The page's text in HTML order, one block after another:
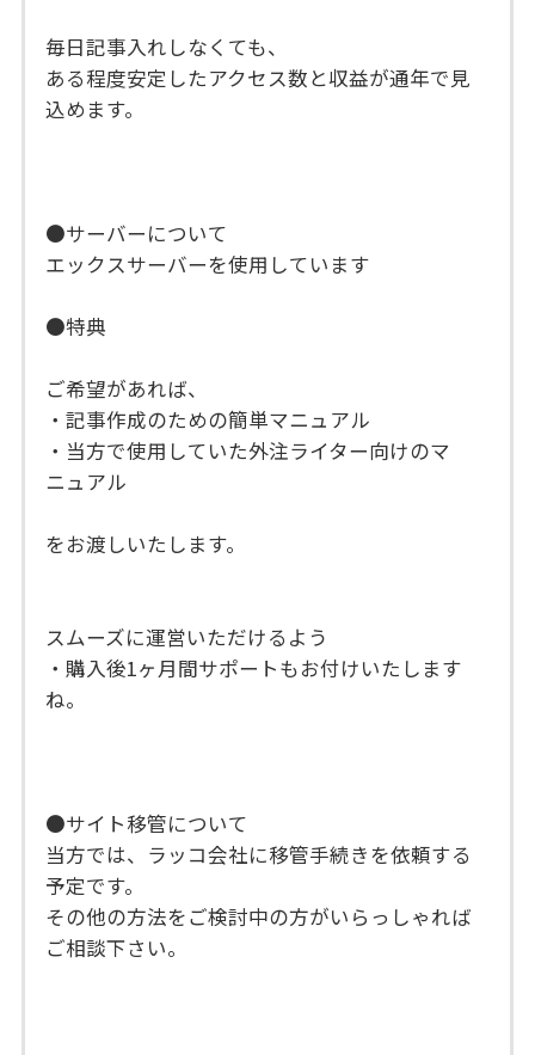
毎日記事入れしなくても、
ある程度安定したアクセス数と収益が通年で見
込めます。
●サーバーについて
エックスサーバーを使用しています
●特典
ご希望があれば、
・記事作成のための簡単マニュアル
・当方で使用していた外注ライター向けのマ
ニュアル
をお渡しいたします。
スムーズに運営いただけるよう
・購入後1ヶ月間サポートもお付けいたします
ね。
●サイト移管について
当方では、ラッコ会社に移管手続きを依頼する
予定です。
その他の方法をご検討中の方がいらっしゃれば
ご相談下さい。